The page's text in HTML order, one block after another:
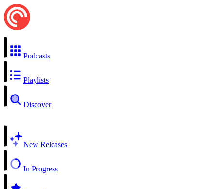
Podcasts
Playlists
Discover
New Releases
In Progress